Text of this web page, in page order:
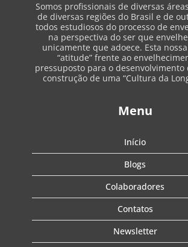
Somos profissionais de diversas
de diversas regiões do Brasil e de
todos estudiosos do processo de
na perspectiva do ser que
unicamente que adoece. Esta
“atitude” frente ao
pressuposto para o desenvolvimento
construção de uma “Cultura da
Menu
Início
Blogs
Colaboradores
Contatos
Newsletter